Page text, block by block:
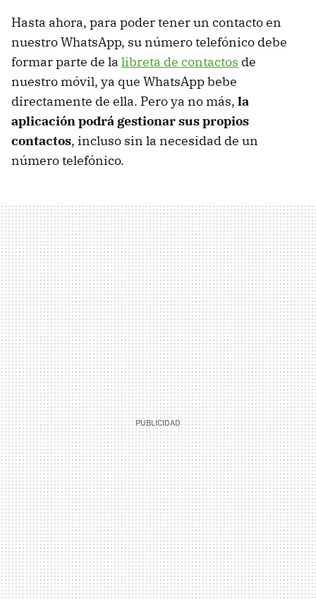
Hasta ahora, para poder tener un contacto en
nuestro WhatsApp, su número telefónico debe
formar parte de la libreta de contactos de
nuestro móvil, ya que WhatsApp bebe
directamente de ella. Pero ya no más, la
aplicación podrá gestionar sus propios
contactos, incluso sin la necesidad de un
número telefónico.